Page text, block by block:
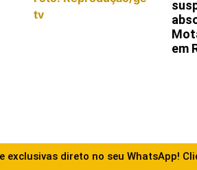
em
direto no seu WhatsApp!